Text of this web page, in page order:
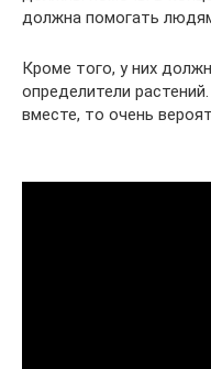
должна помогать
Кроме того, у них
определители
вместе, то очень